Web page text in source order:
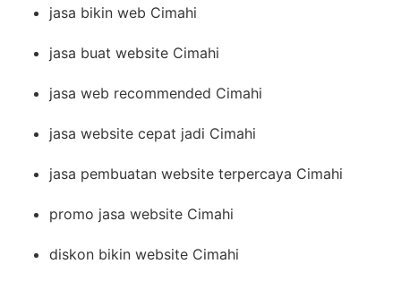
jasa bikin web Cimahi
jasa buat website Cimahi
jasa web recommended Cimahi
jasa website cepat jadi Cimahi
jasa pembuatan website terpercaya Cimahi
promo jasa website Cimahi
diskon bikin website Cimahi